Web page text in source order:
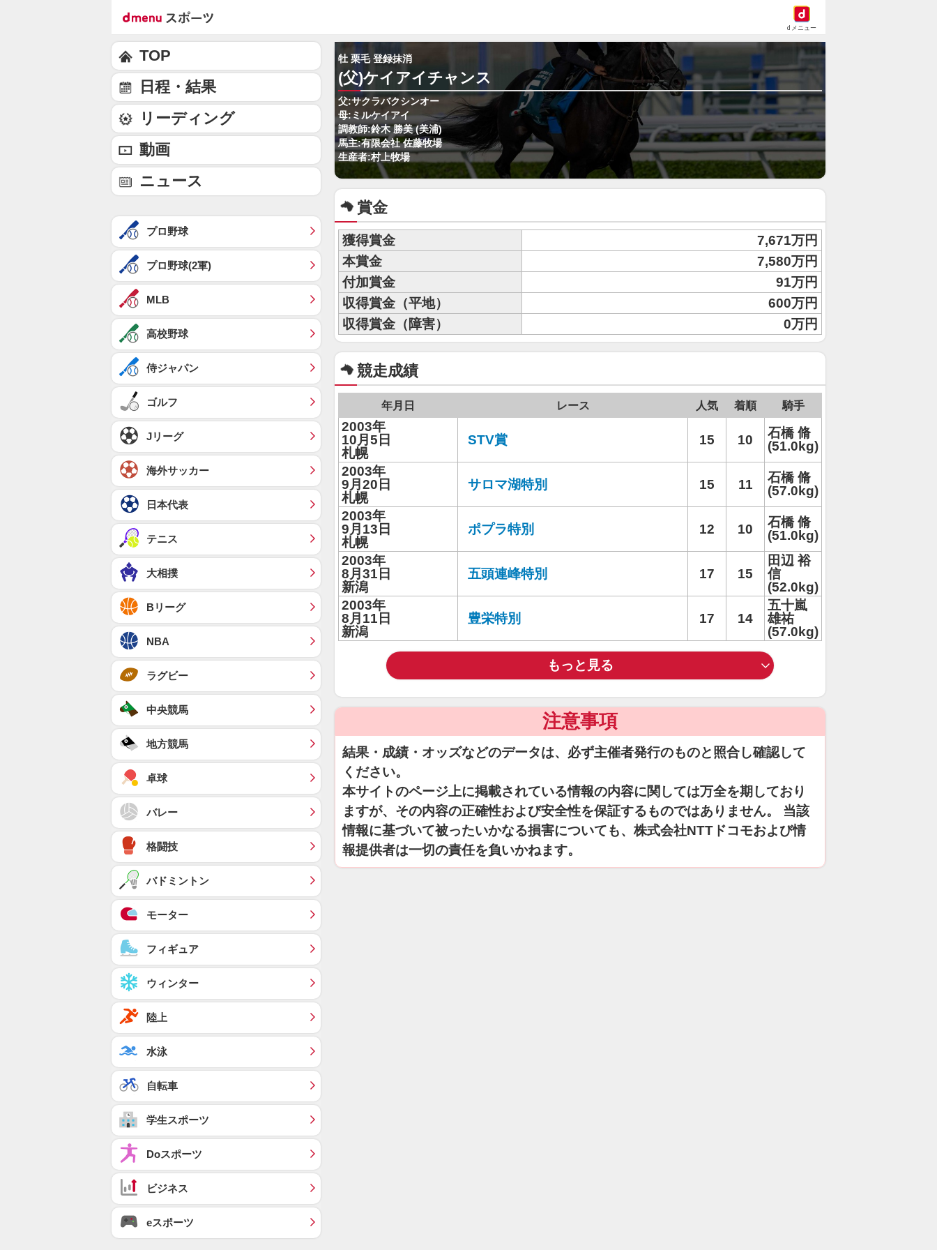
dメニュー
牡 栗毛 登録抹消
(父)ケイアイチャンス
父:サクラバクシンオー
母:ミルケイアイ
調教師:鈴木 勝美 (美浦)
馬主:有限会社 佐藤牧場
生産者:村上牧場
賞金
獲得賞金
7,671万円
本賞金
7,580万円
付加賞金
91万円
収得賞金（平地）
600万円
収得賞金（障害）
0万円
競走成績
年月日 レース 人気 着順 騎手
2003年
10月5日
札幌
STV賞 15 10
石橋 脩
(51.0kg)
2003年
9月20日
札幌
サロマ湖特別 15 11
石橋 脩
(57.0kg)
2003年
9月13日
札幌
ポプラ特別 12 10
石橋 脩
(51.0kg)
2003年
8月31日
新潟
五頭連峰特別 17 15
田辺 裕
信
(52.0kg)
2003年
8月11日
新潟
豊栄特別 17 14
五十嵐
雄祐
(57.0kg)
もっと見る
注意事項
結果・成績・オッズなどのデータは、必ず主催者発行のものと照合し確認して
ください。
本サイトのページ上に掲載されている情報の内容に関しては万全を期しており
ますが、その内容の正確性および安全性を保証するものではありません。 当該
情報に基づいて被ったいかなる損害についても、株式会社NTTドコモおよび情
報提供者は一切の責任を負いかねます。
TOP
日程・結果
リーディング
動画
ニュース
プロ野球
プロ野球(2軍)
MLB
高校野球
侍ジャパン
ゴルフ
Jリーグ
海外サッカー
日本代表
テニス
大相撲
Bリーグ
NBA
ラグビー
中央競馬
地方競馬
卓球
バレー
格闘技
バドミントン
モーター
フィギュア
ウィンター
陸上
水泳
自転車
学生スポーツ
Doスポーツ
ビジネス
eスポーツ